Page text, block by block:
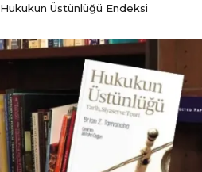
Hukukun Üstünlüğü Endeksi